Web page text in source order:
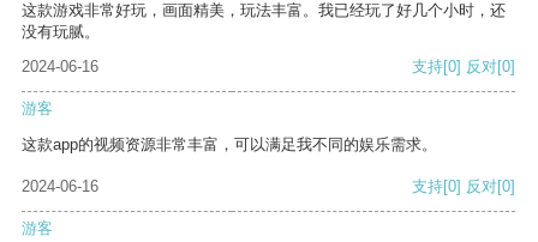
这款游戏非常好玩，画面精美，玩法丰富。我已经玩了好几个小时，还
没有玩腻。
2024-06-16
支持[0] 反对[0]
游客
这款app的视频资源非常丰富，可以满足我不同的娱乐需求。
2024-06-16 支持[0] 反对[0]
游客